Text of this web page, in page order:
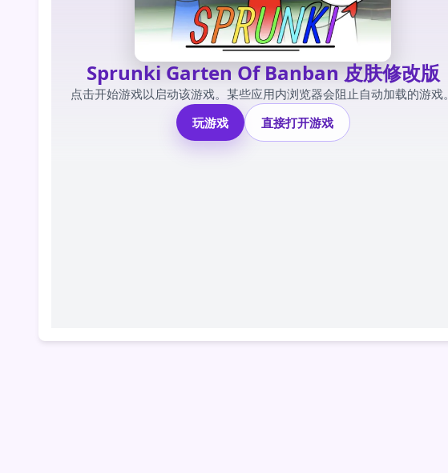
Sprunki Garten Of Banban 皮肤修改版
点击开始游戏以启动该游戏。某些应用内浏览器会阻止自动加载的游戏。
玩游戏
直接打开游戏